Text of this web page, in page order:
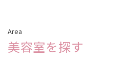
Area
美容室を探す